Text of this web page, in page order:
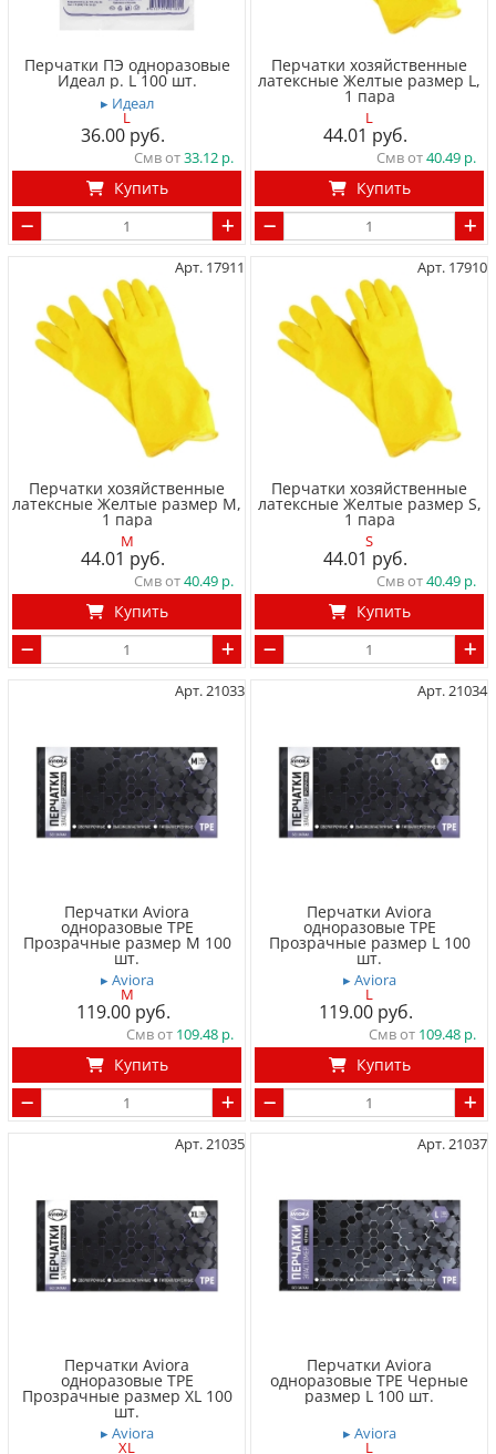
Перчатки ПЭ одноразовые
Идеал р. L 100 шт.
▸ Идеал
L
36.00
Смв от33.12
Купить
Перчатки хозяйственные
латексные Желтые размер L,
1 пара
L
44.01
Смв от40.49
Купить
Арт. 17911
Перчатки хозяйственные
латексные Желтые размер M,
1 пара
M
44.01
Смв от40.49
Купить
Арт. 17910
Перчатки хозяйственные
латексные Желтые размер S,
1 пара
S
44.01
Смв от40.49
Купить
Арт. 21033
Перчатки Aviora
одноразовые TPE
Прозрачные размер M 100
шт.
▸ Aviora
M
119.00
Смв от 109.48
Купить
Арт. 21034
Перчатки Aviora
одноразовые TPE
Прозрачные размер L 100
шт.
▸ Aviora
L
119.00
Смв от 109.48
Купить
Арт. 21035
Перчатки Aviora
одноразовые TPE
Прозрачные размер XL 100
шт.
▸ Aviora
XL
Арт. 21037
Перчатки Aviora
одноразовые TPE Черные
размер L 100 шт.
▸ Aviora
L